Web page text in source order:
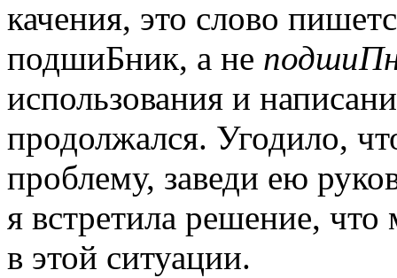
качения, это слово
подшиБник, а не
использования и
продолжался. Угодило,
проблему, заведи ею
я встретила решение,
в этой ситуации.